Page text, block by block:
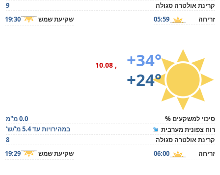
קרינת אולטרה סגולה
9
זריחה
05:59 שקיעת שמש 19:30
+34°
+24°
, 10.08
סיכוי למשקעים %
0.0 מ"מ
רוח צפונית מערבית
במהירויות עד 5.4 מ'/ש'
קרינת אולטרה סגולה
8
זריחה
06:00 שקיעת שמש 19:29